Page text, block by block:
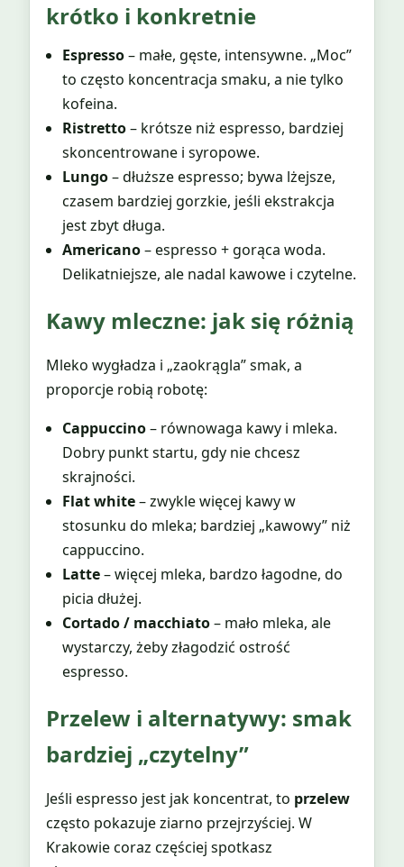
krótko i konkretnie
Espresso– małe, gęste, intensywne. „Moc”
to często koncentracja smaku, a nie tylko
kofeina.
Ristretto– krótsze niż espresso, bardziej
skoncentrowane i syropowe.
Lungo– dłuższe espresso; bywa lżejsze,
czasem bardziej gorzkie, jeśli ekstrakcja
jest zbyt długa.
Americano– espresso + gorąca woda.
Delikatniejsze, ale nadal kawowe i czytelne.
Kawy mleczne: jak się różnią
Mleko wygładza i „zaokrągla” smak, a
proporcje robią robotę:
Cappuccino– równowaga kawy i mleka.
Dobry punkt startu, gdy nie chcesz
skrajności.
Flat white– zwykle więcej kawy w
stosunku do mleka; bardziej „kawowy” niż
cappuccino.
Latte– więcej mleka, bardzo łagodne, do
picia dłużej.
Cortado / macchiato– mało mleka, ale
wystarczy, żeby złagodzić ostrość
espresso.
Przelew i alternatywy: smak
bardziej „czytelny”
Jeśli espresso jest jak koncentrat, to przelew
często pokazuje ziarno przejrzyściej. W
Krakowie coraz częściej spotkasz